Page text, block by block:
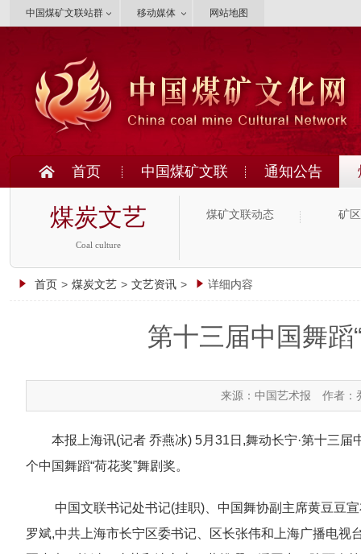
中国煤矿文联站群 移动媒体 网站地图
首页 中国煤矿文联 通知公告
煤炭文艺
Coal culture
煤矿文联动态 矿
首页 > 煤炭文艺 > 文艺资讯 > 详细内容
第十三届中国舞蹈
来源：中国艺术报 作者：
本报上海讯(记者 乔燕冰) 5月31日,舞动长宁·第十三
个中国舞蹈“荷花奖”舞剧奖。
中国文联书记处书记(挂职)、中国舞协副主席黄豆豆
罗斌,中共上海市长宁区委书记、区长张伟和上海广播电